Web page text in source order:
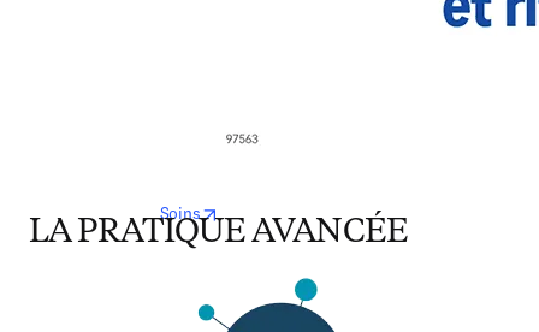
Soins opens in new tab/window
LA PRATIQUE AVANCÉE